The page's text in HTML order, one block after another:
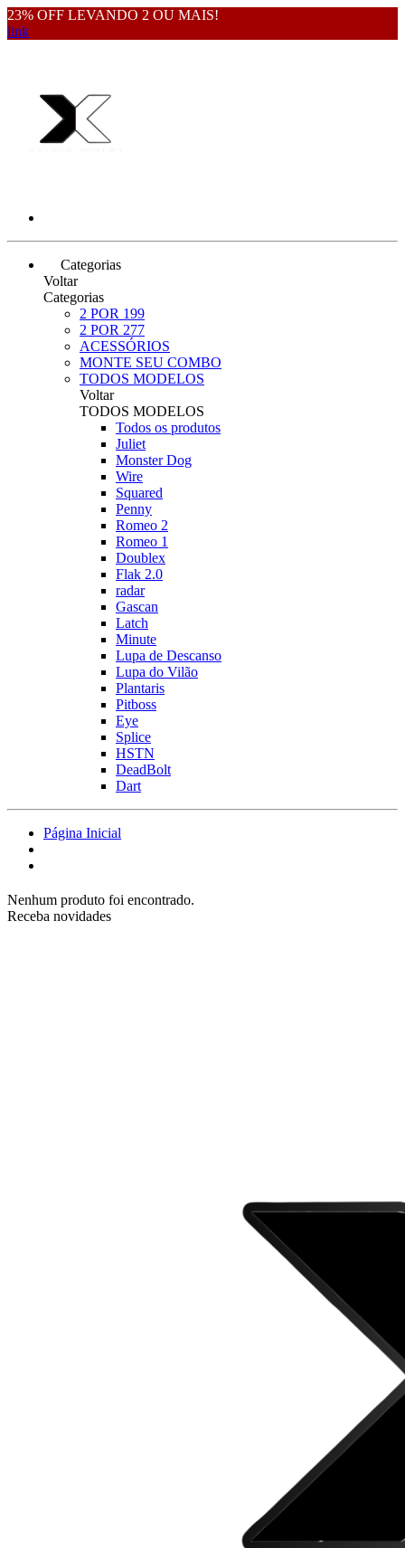
23% OFF LEVANDO 2 OU MAIS!
link
Categorias
Voltar
Categorias
2 POR 199
2 POR 277
ACESSÓRIOS
MONTE SEU COMBO
TODOS MODELOS
Voltar
TODOS MODELOS
Todos os produtos
Juliet
Monster Dog
Wire
Squared
Penny
Romeo 2
Romeo 1
Doublex
Flak 2.0
radar
Gascan
Latch
Minute
Lupa de Descanso
Lupa do Vilão
Plantaris
Pitboss
Eye
Splice
HSTN
DeadBolt
Dart
Página Inicial
Nenhum produto foi encontrado.
Receba novidades